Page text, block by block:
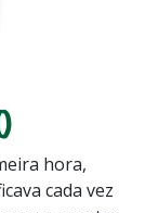
hora,
cada vez